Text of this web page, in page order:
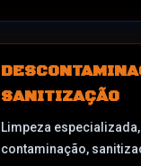
SANITIZAÇÃO
Limpeza
contaminação,